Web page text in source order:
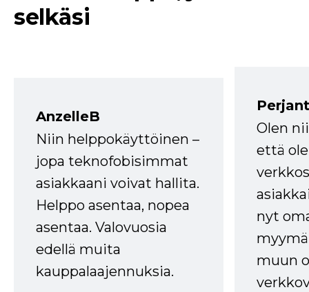
selkäsi
AnzelleB
Niin helppokäyttöinen –
jopa teknofobisimmat
asiakkaani voivat hallita.
Helppo asentaa, nopea
asentaa. Valovuosia
edellä muita
kauppalaajennuksia.
Olen
että
nyt
muun